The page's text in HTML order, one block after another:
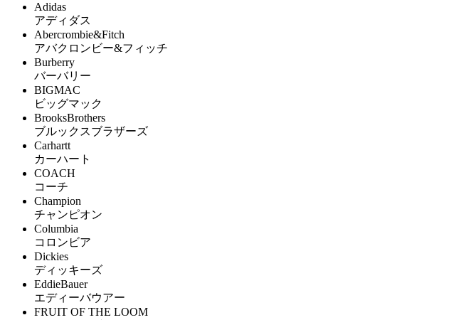
Adidas
アディダス
Abercrombie&Fitch
アバクロンビー&フィッチ
Burberry
バーバリー
BIGMAC
ビッグマック
BrooksBrothers
ブルックスブラザーズ
Carhartt
カーハート
COACH
コーチ
Champion
チャンピオン
Columbia
コロンビア
Dickies
ディッキーズ
EddieBauer
エディーバウアー
FRUIT OF THE LOOM